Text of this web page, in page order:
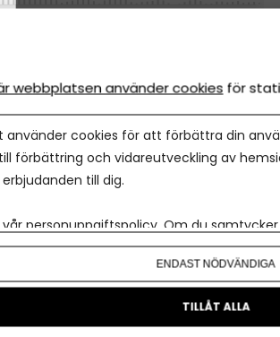
126 arbetsdagar
10 superknepen
mer effektiv
arbetsdagar per år och bli dubbelt så
att använda superknepen från
entreprenörer. Här går Gustaf
10 magiska verktyg som fungerar.
göra lika mycket som idag – på
webbplatsen använder cookies för
använder cookies för att förbättra din
förbättring och vidareutveckling av
till dig.
vår personuppgiftspolicy. Om du
ändra ditt val i efterhand hittar du den
ENDAST NÖDVÄNDIGA
TILLÅT ALLA